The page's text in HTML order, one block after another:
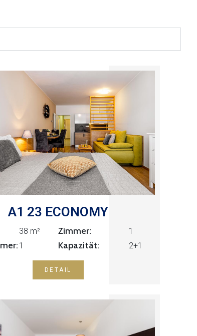
A1 23 ECONOMY
38 m² Zimmer: 1
1 Kapazität: 2+1
DETAIL